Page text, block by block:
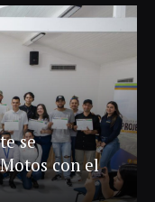
se
con el